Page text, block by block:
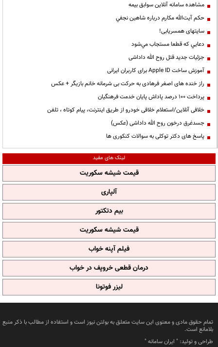
مشاهده سامانه آنلاين سوابق بیمه
حكم آيت‌الله مكارم درباره شاهين نجفي
سایتهای همسریابی!
دعايي كه قطعا مستجاب مي‌شود
جزئیات جدید قتل روح الله داداشی
آموزش ساخت Apple ID برای کاربران ایرانی
راز خنده های اصغر فرهادی به حرکت بی شرمانه خانم بازیگر + عکس
پرداخت ۱۰۰ درصد پاداش پایان خدمت فرهنگیان
خلافی آنلاین/استعلام خلافی خودرو از طریق اینترنت، پیام کوتاه ، تلفن
جسدغرق درخون روح الله داداشی (عکس)
پاسخ های دکتر توکلی به سوالات کنکوری ها
لینک های مفید
قیمت شیشه سکوریت
آلپاری
بیم دتکتور
قیمت شیشه سکوریت
فیلم آپنه خواب
درمان قطعی خروپف در خواب
لیزر فوتونا
تمام حقوق مادی و معنوی این سایت متعلق به بولتن نیوز است و استفاده از مطالب با ذکر منبع
بلامانع است.
طراحی و تولید: " ایران سامانه"